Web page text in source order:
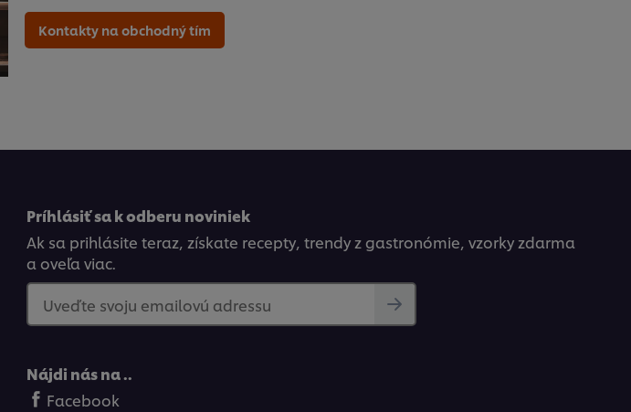
Kontakty na obchodný tím
Príhlásiť sa k odberu noviniek
Ak sa prihlásite teraz, získate recepty, trendy z gastronómie, vzorky zdarma
a oveľa viac.
Uveďte svoju emailovú adressu
Nájdi nás na ..
Facebook